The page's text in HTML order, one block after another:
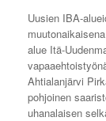
Uusien IBA-
alue Itä-
Ahtialanjärvi
pohjoinen
uhanalaisen